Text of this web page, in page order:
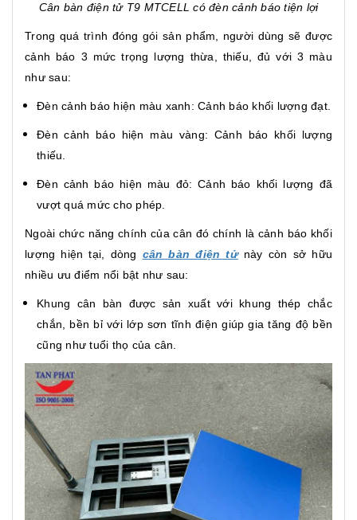
Cân bàn điện tử T9 MTCELL có đèn cảnh báo tiện lợi
Trong quá trình đóng gói sản phẩm, người dùng sẽ được
cảnh báo 3 mức trọng lượng thừa, thiếu, đủ với 3 màu
như sau:
Đèn cảnh báo hiện màu xanh: Cảnh báo khối lượng đạt.
Đèn cảnh báo hiện màu vàng: Cảnh báo khối lượng
thiếu.
Đèn cảnh báo hiện màu đỏ: Cảnh báo khối lượng đã
vượt quá mức cho phép.
Ngoài chức năng chính của cân đó chính là cảnh báo khối
lượng hiện tại, dòng cân bàn điện tửnày còn sở hữu
nhiều ưu điểm nổi bật như sau:
Khung cân bàn được sản xuất với khung thép chắc
chắn, bền bỉ với lớp sơn tĩnh điện giúp gia tăng độ bền
cũng như tuổi thọ của cân.